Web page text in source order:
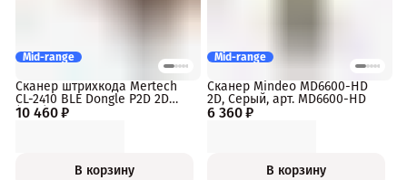
Mid-range
10 460 ₽
Сканер штрихкода Mertech
CL-2410 BLE Dongle P2D 2D
(USB)
В корзину
Mid-range
6 360 ₽
Сканер Mindeo MD6600-HD
2D, Серый, арт. MD6600-HD
В корзину